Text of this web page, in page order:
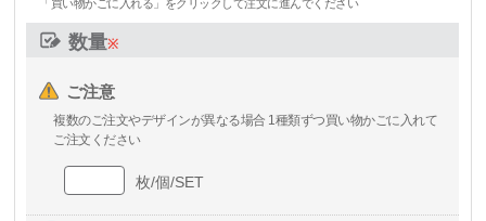
「買い物かごに入れる」をクリックして注文に進んでください
数量※
ご注意
複数のご注文やデザインが異なる場合 1種類ずつ買い物かごに入れて
ご注文ください
枚/個/SET